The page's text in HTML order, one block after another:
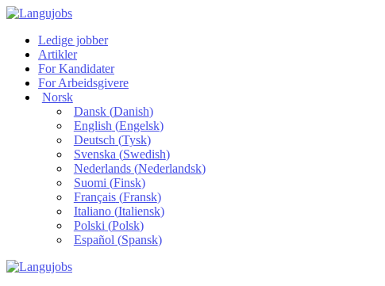
Ledige jobber
Artikler
For Kandidater
For Arbeidsgivere
Norsk
Dansk(Danish)
English (Engelsk)
Deutsch (Tysk)
Svenska (Swedish)
Nederlands(Nederlandsk)
Suomi (Finsk)
Français(Fransk)
Italiano(Italiensk)
Polski (Polsk)
Español (Spansk)